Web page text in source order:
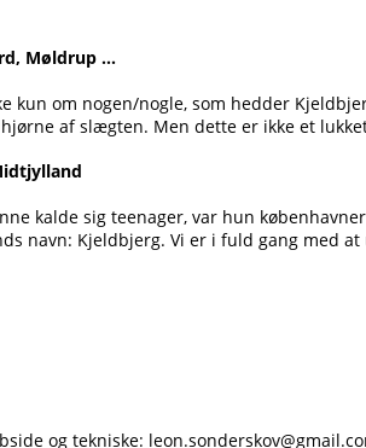
Møldrup ...
kun om nogen/nogle, som hedder
af slægten. Men dette er ikke et
kalde sig teenager, var hun
navn: Kjeldbjerg. Vi er i fuld gang med
og tekniske: